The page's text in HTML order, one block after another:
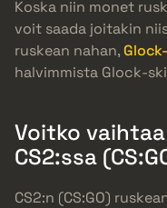
Koska niin monet
voit saada joitakin
ruskean nahan,
halvimmista Glock-
Voitko
CS2:ssa
CS2:n (CS:GO)